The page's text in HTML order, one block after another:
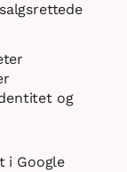
og
i Google